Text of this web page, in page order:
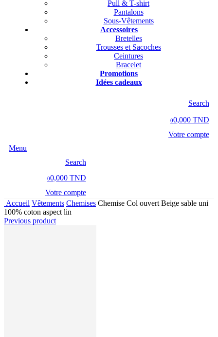
Pull & T-shirt
Pantalons
Sous-Vêtements
Accessoires
Bretelles
Trousses et Sacoches
Ceintures
Bracelet
Promotions
Idées cadeaux
Search
00,000 TND
Votre compte
Menu
Search
00,000 TND
Votre compte
Accueil Vêtements Chemises Chemise Col ouvert Beige sable uni
100% coton aspect lin
Previous product